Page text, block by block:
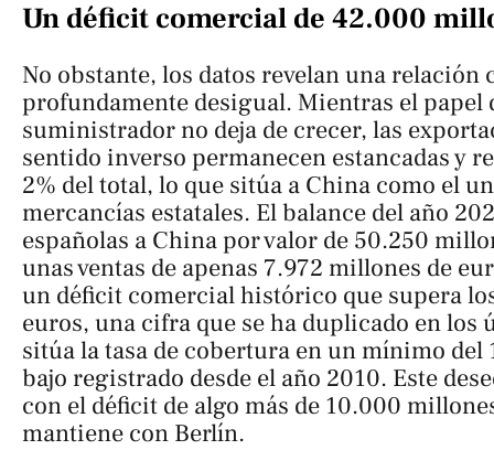
Un déficit comercial de 42.000
No obstante, los datos revelan una relación
profundamente desigual. Mientras el papel
suministrador no deja de crecer, las
sentido inverso permanecen estancadas y
2% del total, lo que sitúa a China como el
mercancías estatales. El balance del año
españolas a China por valor de 50.250
unas ventas de apenas 7.972 millones de
un déficit comercial histórico que supera
euros, una cifra que se ha duplicado en los
sitúa la tasa de cobertura en un mínimo del
bajo registrado desde el año 2010. Este
con el déficit de algo más de 10.000
mantiene con Berlín.